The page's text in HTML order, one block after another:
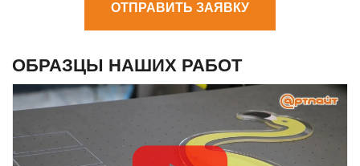
ОТПРАВИТЬ ЗАЯВКУ
ОБРАЗЦЫ НАШИХ РАБОТ